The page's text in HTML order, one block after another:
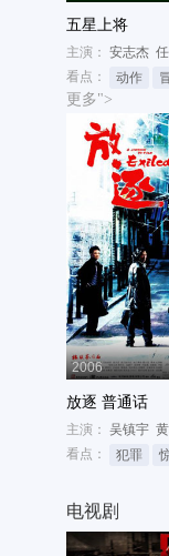
五星上将
主演： 安志杰
看点：
动作
更多">
2006
放逐 普通话
主演： 吴镇宇
看点：
犯罪
电视剧